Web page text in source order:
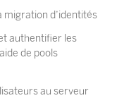
migration d’identités
authentifier les
de pools
au serveur